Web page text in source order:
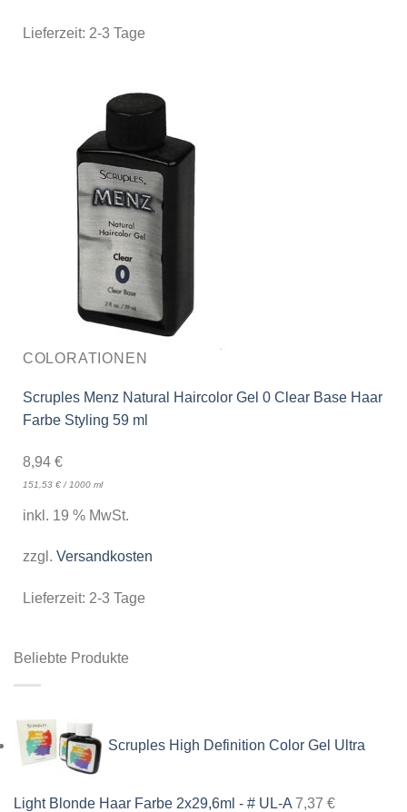
Lieferzeit: 2-3 Tage
COLORATIONEN
Scruples Menz Natural Haircolor Gel 0 Clear Base Haar
Farbe Styling 59 ml
8,94 €
151,53 €/ 1000 ml
inkl. 19 % MwSt.
zzgl. Versandkosten
Lieferzeit: 2-3 Tage
Beliebte Produkte
Scruples High Definition Color Gel Ultra
Light Blonde Haar Farbe 2x29,6ml - # UL-A 7,37 €